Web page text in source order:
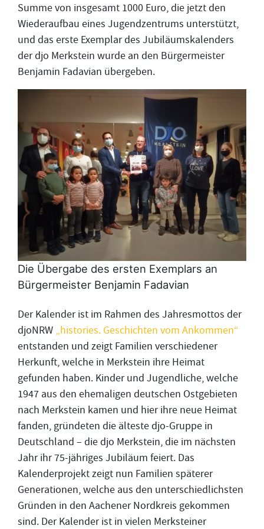
Summe von insgesamt 1000 Euro, die jetzt den
Wiederaufbau eines Jugendzentrums unterstützt,
und das erste Exemplar des Jubiläumskalenders
der djo Merkstein wurde an den Bürgermeister
Benjamin Fadavian übergeben.
Die Übergabe des ersten Exemplars an
Bürgermeister Benjamin Fadavian
Der Kalender ist im Rahmen des Jahresmottos der
djoNRW „histories. Geschichten vom Ankommen“
entstanden und zeigt Familien verschiedener
Herkunft, welche in Merkstein ihre Heimat
gefunden haben. Kinder und Jugendliche, welche
1947 aus den ehemaligen deutschen Ostgebieten
nach Merkstein kamen und hier ihre neue Heimat
fanden, gründeten die älteste djo-Gruppe in
Deutschland – die djo Merkstein, die im nächsten
Jahr ihr 75-jähriges Jubiläum feiert. Das
Kalenderprojekt zeigt nun Familien späterer
Generationen, welche aus den unterschiedlichsten
Gründen in den Aachener Nordkreis gekommen
sind. Der Kalender ist in vielen Merksteiner